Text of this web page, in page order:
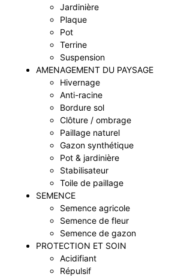
Jardinière
Plaque
Pot
Terrine
Suspension
AMENAGEMENT DU PAYSAGE
Hivernage
Anti-racine
Bordure sol
Clôture / ombrage
Paillage naturel
Gazon synthétique
Pot & jardinière
Stabilisateur
Toile de paillage
SEMENCE
Semence agricole
Semence de fleur
Semence de gazon
PROTECTION ET SOIN
Acidifiant
Répulsif